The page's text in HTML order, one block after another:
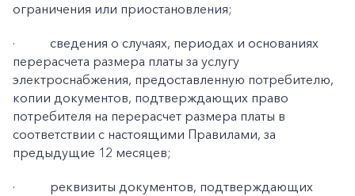
ограничения или приостановления;
·
сведения о случаях, периодах и основаниях
перерасчета размера платы за услугу
электроснабжения, предоставленную потребителю,
копии документов, подтверждающих право
потребителя на перерасчет размера платы в
соответствии с настоящими Правилами, за
предыдущие 12 месяцев;
·
реквизиты документов, подтверждающих